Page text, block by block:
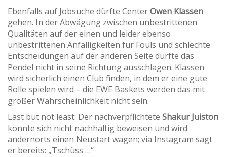
Ebenfalls auf Jobsuche dürfte CenterOwen Klassen
gehen. In der Abwägung zwischen unbestrittenen
Qualitäten auf der einen und leider ebenso
unbestrittenen Anfälligkeiten für Fouls und schlechte
Entscheidungen auf der anderen Seite dürfte das
Pendel nicht in seine Richtung ausschlagen. Klassen
wird sicherlich einen Club finden, in dem er eine gute
Rolle spielen wird – die EWE Baskets werden das mit
großer Wahrscheinlichkeit nicht sein.
Last but not least: Der nachverpflichtete Shakur Juiston
konnte sich nicht nachhaltig beweisen und wird
andernorts einen Neustart wagen; via Instagram sagt
er bereits: „Tschüss …“